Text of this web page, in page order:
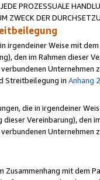
PROZESSUALE
ZWECK DER
irgendeiner Weise mit
den im Rahmen dieser
Streitbeilegung in Anhang 2
die in irgendeiner
Vereinbarung), den
Zusammenhang mit dem